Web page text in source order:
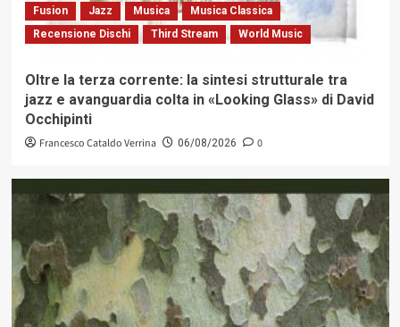
Fusion
Jazz Musica
Musica Classica
Recensione Dischi
Third Stream World Music
Oltre la terza corrente: la sintesi strutturale tra
jazz e avanguardia colta in «Looking Glass» di David
Occhipinti
Francesco Cataldo Verrina 06/08/2026 0